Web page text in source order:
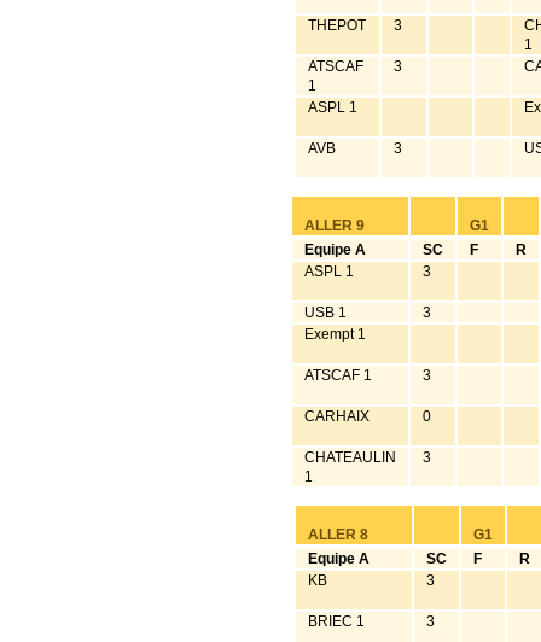
THEPOT 3
1
ATSCAF
1
3
ASPL 1
AVB 3
ALLER 9
G1
Equipe A
SC F
R
ASPL 1
3
USB 1
3
Exempt 1
ATSCAF 1 3
CARHAIX 0
CHATEAULIN
1
3
ALLER 8
G1
Equipe A
SC F
R
KB
3
BRIEC 1 3